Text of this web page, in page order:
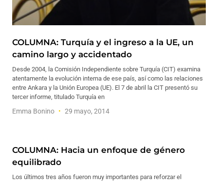
COLUMNA: Turquía y el ingreso a la UE, un
camino largo y accidentado
Desde 2004, la Comisión Independiente sobre Turquía (CIT) examina
atentamente la evolución interna de ese país, así como las relaciones
entre Ankara y la Unión Europea (UE). El 7 de abril la CIT presentó su
tercer informe, titulado Turquía en
Emma Bonino 29 mayo, 2014
COLUMNA: Hacia un enfoque de género
equilibrado
Los últimos tres años fueron muy importantes para reforzar el